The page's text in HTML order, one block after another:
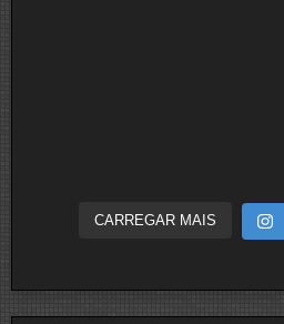
CARREGAR MAIS